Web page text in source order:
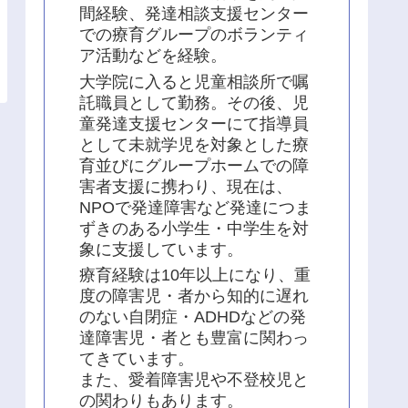
間経験、発達相談支援センター
での療育グループのボランティ
ア活動などを経験。
大学院に入ると児童相談所で嘱
託職員として勤務。その後、児
童発達支援センターにて指導員
として未就学児を対象とした療
育並びにグループホームでの障
害者支援に携わり、現在は、
NPOで発達障害など発達につま
ずきのある小学生・中学生を対
象に支援しています。
療育経験は10年以上になり、重
度の障害児・者から知的に遅れ
のない自閉症・ADHDなどの発
達障害児・者とも豊富に関わっ
てきています。
また、愛着障害児や不登校児と
の関わりもあります。